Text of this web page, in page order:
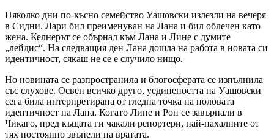
Няколко дни по-късно семейство Уашовски излезли на вечеря
в Сидни. Лари бил преименуван на Лана и бил облечен като
жена. Келнерът се обърнал към Лана и Лине с думите
„лейдис“. На следващия ден Лана дошла на работа в новата си
идентичност, сякаш не се е случило нищо.
Но новината се разпространила и блогосферата се изпълнила
със слухове. Освен всичко друго, уединеността на Уашовски
сега била интерпретирана от гледна точка на половата
идентичност на Лана. Когато Лине и Рон се завърнали в
Чикаго, пред къщата ги чакали репортери, най-нахалните от
тях постоянно звънели на вратата.